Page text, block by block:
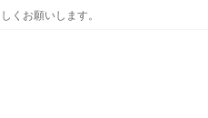
くお願いします。